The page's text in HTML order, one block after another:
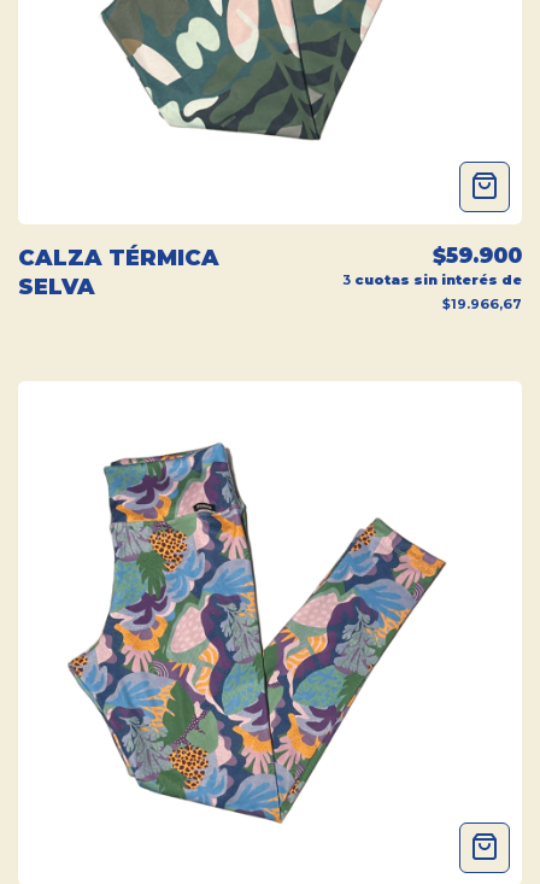
CALZA TÉRMICA
SELVA
$59.900
3 cuotas sin interés de
$19.966,67